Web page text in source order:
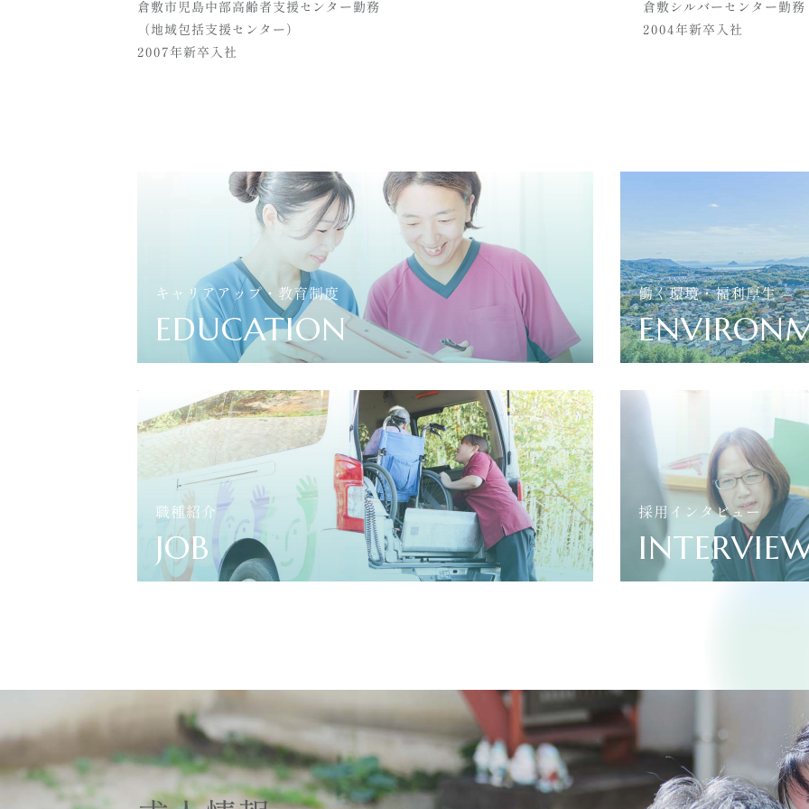
倉敷市児島中部高齢者支援センター勤務
（地域包括支援センター）
2007年新卒入社
倉敷シルバーセンター勤務
2004年新卒入社
キャリアアップ・教育制度
EDUCATION
働く環境・福利厚生
職種紹介
JOB
採用インタビュー